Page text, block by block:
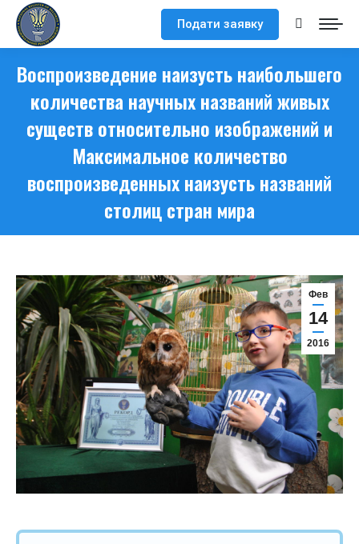
Подати заявку Поиск:
Воспроизведение наизусть наибольшего
количества научных названий живых
существ относительно изображений и
Максимальное количество
воспроизведенных наизусть названий
столиц стран мира
Фев
14
2016